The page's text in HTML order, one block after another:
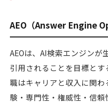
AEO（Answer Engine
AEOは、AI検索エンジンが
引用されることを目標と
職はキャリアと収入に関わ
験・専門性・権威性・信